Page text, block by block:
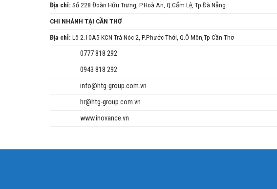
Địa chỉ: Số 228 Đoàn Hữu Trưng, P.Hoà An, Q.Cẩm Lệ, Tp Đà Nẵng
CHI NHÁNH TẠI CẦN THƠ
Địa chỉ: Lô 2.10A5 KCN Trà Nóc 2, P.Phước Thới, Q.Ô Môn,Tp Cần Thơ
0777 818 292
0943 818 292
info@htg-group.com.vn
hr@htg-group.com.vn
www.inovance.vn